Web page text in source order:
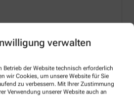
verwalten
Betrieb der Website technisch erforderlich
wir Cookies, um unsere Website für Sie
zu verbessern. Mit Ihrer Zustimmung
Verwendung unserer Website auch an